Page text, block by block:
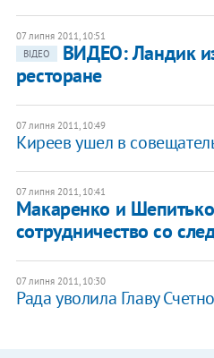
07 липня 2011, 10:51
ВІДЕО
ВИДЕО: Ландик
ресторане
07 липня 2011, 10:49
Киреев ушел в
07 липня 2011, 10:41
Макаренко и
сотрудничество со
07 липня 2011, 10:30
Рада уволила Главу